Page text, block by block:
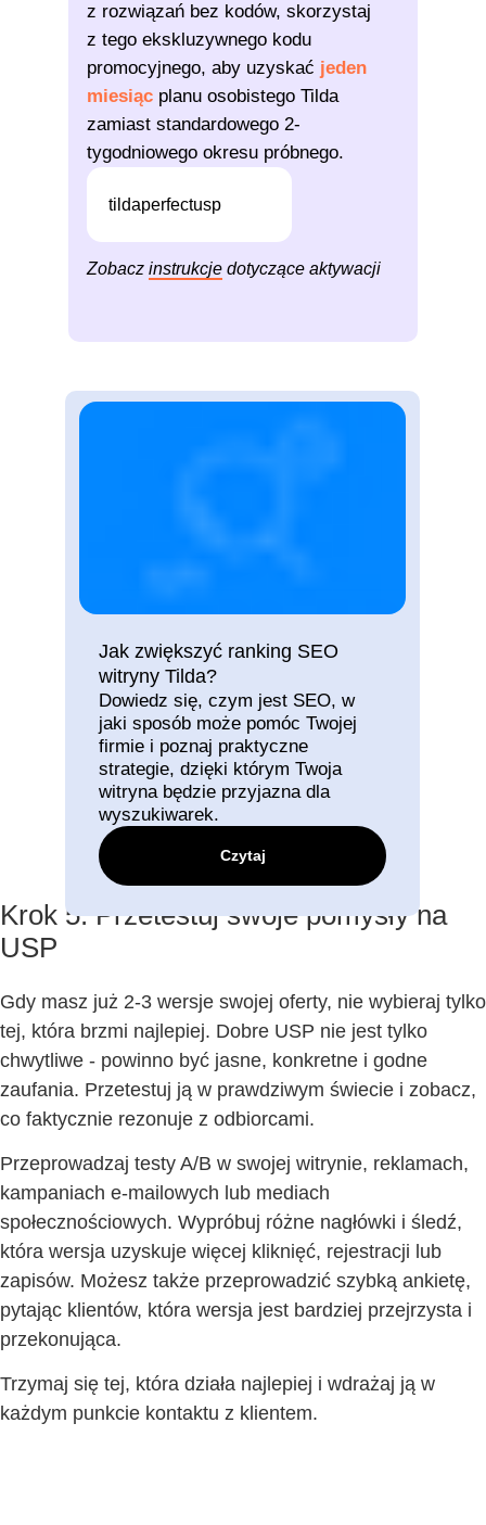
z rozwiązań bez kodów, skorzystaj
z tego ekskluzywnego kodu
promocyjnego, aby uzyskać jeden
miesiąc planu osobistego Tilda
zamiast standardowego 2-
tygodniowego okresu próbnego.
tildaperfectusp
Zobacz instrukcje dotyczące aktywacji
Jak zwiększyć ranking SEO
witryny Tilda?
Dowiedz się, czym jest SEO, w
jaki sposób może pomóc Twojej
firmie i poznaj praktyczne
strategie, dzięki którym Twoja
witryna będzie przyjazna dla
wyszukiwarek.
Czytaj
Krok 5: Przetestuj swoje pomysły na
USP
Gdy masz już 2-3 wersje swojej oferty, nie wybieraj tylko
tej, która brzmi najlepiej. Dobre USP nie jest tylko
chwytliwe - powinno być jasne, konkretne i godne
zaufania. Przetestuj ją w prawdziwym świecie i zobacz,
co faktycznie rezonuje z odbiorcami.
Przeprowadzaj testy A/B w swojej witrynie, reklamach,
kampaniach e-mailowych lub mediach
społecznościowych. Wypróbuj różne nagłówki i śledź,
która wersja uzyskuje więcej kliknięć, rejestracji lub
zapisów. Możesz także przeprowadzić szybką ankietę,
pytając klientów, która wersja jest bardziej przejrzysta i
przekonująca.
Trzymaj się tej, która działa najlepiej i wdrażaj ją w
każdym punkcie kontaktu z klientem.